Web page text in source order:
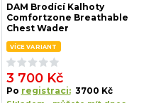
DAM Brodící Kalhoty
Comfortzone Breathable
Chest Wader
VÍCE VARIANT
3 700 Kč
Po registraci: 3700 Kč